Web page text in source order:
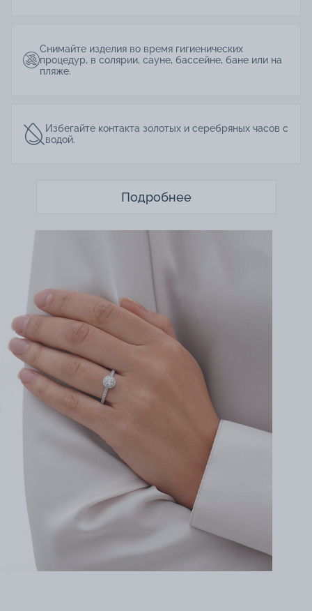
Снимайте изделия во время гигиенических
процедур, в солярии, сауне, бассейне, бане или на
пляже.
Избегайте контакта золотых и серебряных часов с
водой.
Подробнее